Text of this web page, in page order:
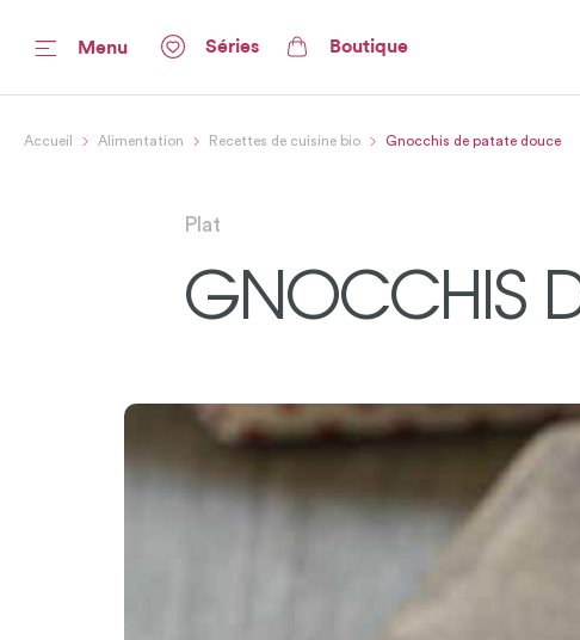
Menu Séries Boutique
Accueil Alimentation Recettes de cuisine bio Gnocchis de patate douce
Plat
GNOCCHIS